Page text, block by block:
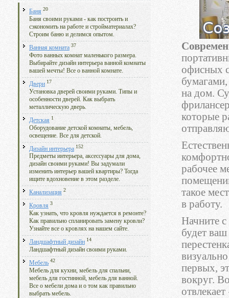
Баня 20
Баня своими руками - как построить и
сэкономить на работе и стройматериалах?
Строим баню и делимся опытом.
Ванная комната 37
Фото ванных комнат маленького размера.
Выбирайте дизайн интерьера ванной комнаты
вашей мечты! Все о ванной комнате.
Двери 17
Установка дверей своими руками. Типы и
особенности дверей. Как выбрать
металлическую дверь.
Детская 1
Оборудование детской комнаты, мебель,
освещение. Все для детской.
Дизайн интерьера 152
Предметы интерьера, аксессуары для дома,
дизайн своими руками! Вы задумали
изменить интерьер вашей квартиры? Тогда
ищите вдохновение в этом разделе.
Канализация 2
Кровля 3
Как узнать, что кровля нуждается в ремонте?
Как правильно спланировать замену кровли?
Узнайте все о кровлях на нашем сайте.
Ландшафтный дизайн 14
Ландшафтный дизайн своими руками.
Мебель 42
Мебель для кухни, мебель для спальни,
мебель для гостинной, мебель для ванной.
Все о мебели дома и о том как правильно
выбрать мебель.
офисных
на дом.
которые
рабочее
такое
в работу.
Начните с
будет
первых,
вокруг.